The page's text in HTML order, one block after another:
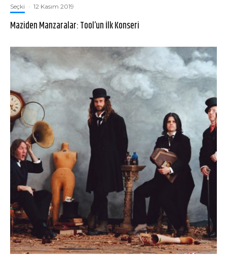
Seçki · 12 Kasım 2019
Maziden Manzaralar: Tool’un İlk Konseri